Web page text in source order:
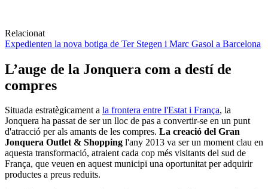
Relacionat
Expedienten la nova botiga de Ter Stegen i Marc Gasol a Barcelona
L’auge de la Jonquera com a destí de
compres
Situada estratègicament a la frontera entre l'Estat i França, la
Jonquera ha passat de ser un lloc de pas a convertir-se en un punt
d'atracció per als amants de les compres. La creació del Gran
Jonquera Outlet & Shopping l'any 2013 va ser un moment clau en
aquesta transformació, atraient cada cop més visitants del sud de
França, que veuen en aquest municipi una oportunitat per adquirir
productes a preus reduïts.